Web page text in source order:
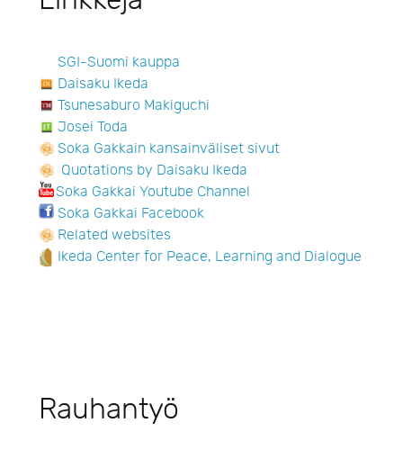
SGI-Suomi kauppa
Daisaku Ikeda
Tsunesaburo Makiguchi
Josei Toda
Soka Gakkain kansainväliset sivut
Quotations by Daisaku Ikeda
Soka Gakkai Youtube Channel
Soka Gakkai Facebook
Related websites
Ikeda Center for Peace, Learning and Dialogue
Rauhantyö